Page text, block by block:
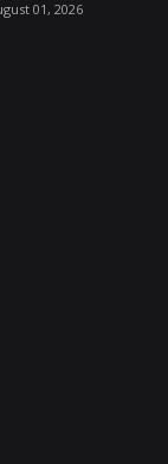
01, 2026